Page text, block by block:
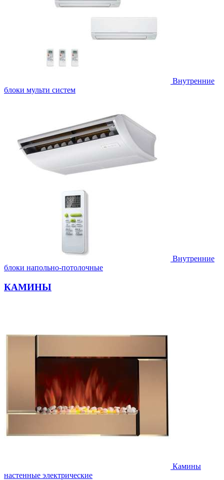
Внутренние
блоки мульти систем
Внутренние
блоки напольно-потолочные
КАМИНЫ
Камины
настенные электрические